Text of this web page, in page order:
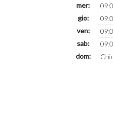
mer:
gio:
ven:
sab:
dom: